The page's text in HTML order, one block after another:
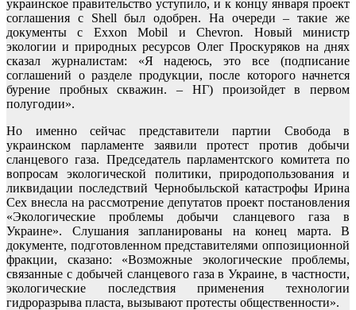
украинское правительство уступило, и к концу января проект
соглашения с Shell был одобрен. На очереди – такие же
документы с Exxon Mobil и Chevron. Новый министр
экологии и природных ресурсов Олег Проскуряков на днях
сказал журналистам: «Я надеюсь, это все (подписание
соглашений о разделе продукции, после которого начнется
бурение пробных скважин. – НГ) произойдет в первом
полугодии».
Но именно сейчас представители партии Свобода в
украинском парламенте заявили протест против добычи
сланцевого газа. Председатель парламентского комитета по
вопросам экологической политики, природопользования и
ликвидации последствий Чернобыльской катастрофы Ирина
Сех внесла на рассмотрение депутатов проект постановления
«Экологические проблемы добычи сланцевого газа в
Украине». Слушания запланированы на конец марта. В
документе, подготовленном представителями оппозиционной
фракции, сказано: «Возможные экологические проблемы,
связанные с добычей сланцевого газа в Украине, в частности,
экологические последствия применения технологии
гидроразрыва пласта, вызывают протесты общественности».